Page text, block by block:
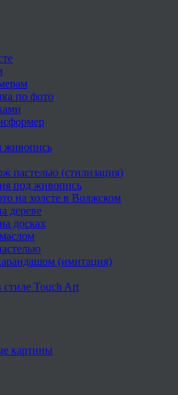
по фото
живопись
пастелью (стилизация)
под живопись
на холсте в Волжском
дереве
досках
(имитация)
стиле Touch Art
картины